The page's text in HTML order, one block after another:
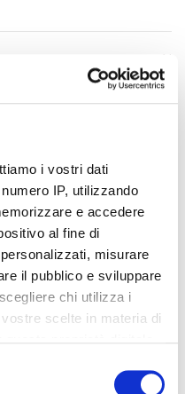
i vostri dati
IP, utilizzando
e accedere
al fine di
misurare
il pubblico e sviluppare
chi utilizza i
scelte in materia di
in qualsiasi
potrebbero
-42%